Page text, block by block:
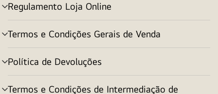
Regulamento Loja Online
alternar
menu
Termos e Condições Gerais de Venda
alternar
menu
Política de Devoluções
alternar
menu
Termos e Condições de Intermediação de